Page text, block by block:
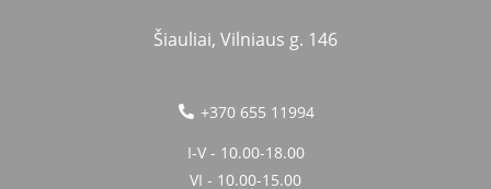
Šiauliai, Vilniaus g. 146
+370 655 11994
I-V - 10.00-18.00
VI - 10.00-15.00